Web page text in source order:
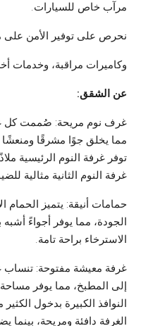
مرآب خاص للسيارات.
نحرص على توفير الأمن على
وكاميرات مراقبة، وخدمات
عن الشقق:
غرف نوم مريحة: صُممت كل
مما يخلق جوًا مشرقًا
توفر غرفة النوم الرئيسية
غرفة النوم الثانية مثالية
حمامات أنيقة: يتميز الحمام
الجودة، مما يوفر أجواءً
الاسترخاء براحة تامة.
غرفة معيشة مفتوحة: تنساب
إلى المطبخ، مما يوفر مساحة
النوافذ الكبيرة بدخول
الغرفة دافئة ومريحة،